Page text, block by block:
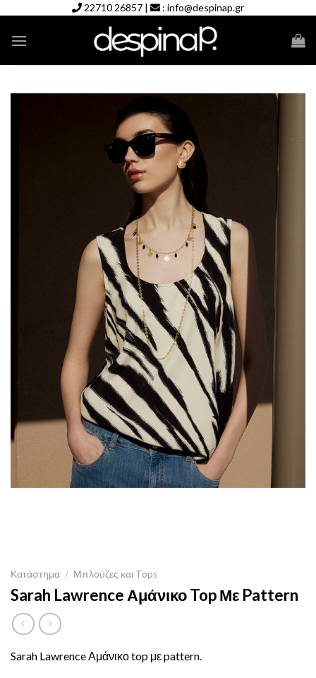
content
22710 26857 | : info@despinap.gr
Κατάστημα / Μπλούζες και Tops
Sarah Lawrence Αμάνικο Top Με Pattern
Sarah Lawrence Αμάνικο top με pattern.